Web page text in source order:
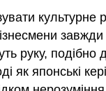
культурне
руку, подібно
як японські